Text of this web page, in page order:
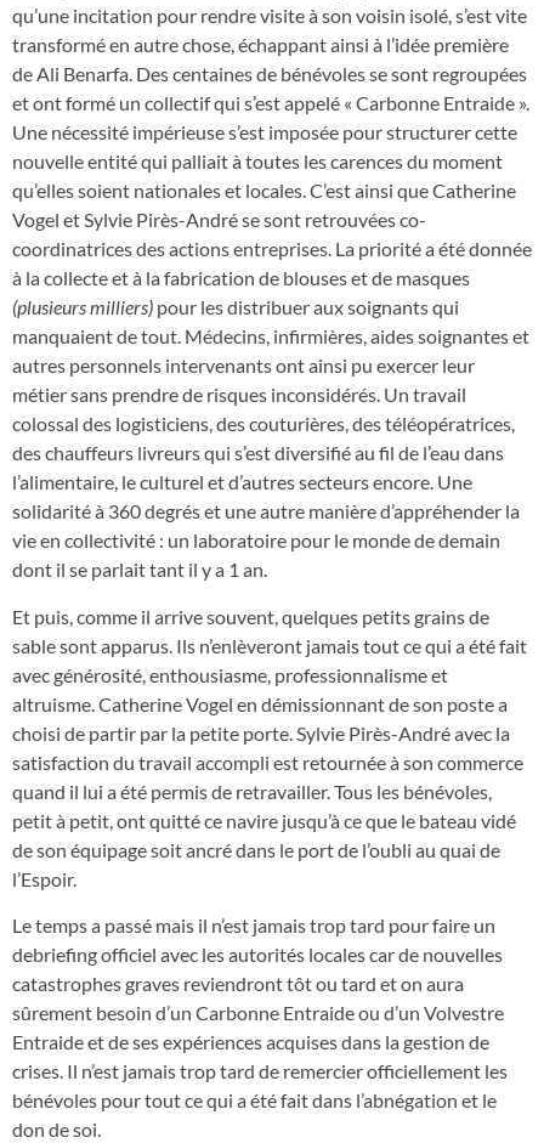
qu’une incitation pour rendre visite à son voisin isolé, s’est vite
transformé en autre chose, échappant ainsi à l’idée première
de Ali Benarfa. Des centaines de bénévoles se sont regroupées
et ont formé un collectif qui s’est appelé « Carbonne Entraide ».
Une nécessité impérieuse s’est imposée pour structurer cette
nouvelle entité qui palliait à toutes les carences du moment
qu’elles soient nationales et locales. C’est ainsi que Catherine
Vogel et Sylvie Pirès-André se sont retrouvées co-
coordinatrices des actions entreprises. La priorité a été donnée
à la collecte et à la fabrication de blouses et de masques
(plusieurs milliers) pour les distribuer aux soignants qui
manquaient de tout. Médecins, infirmières, aides soignantes et
autres personnels intervenants ont ainsi pu exercer leur
métier sans prendre de risques inconsidérés. Un travail
colossal des logisticiens, des couturières, des téléopératrices,
des chauffeurs livreurs qui s’est diversifié au fil de l’eau dans
l’alimentaire, le culturel et d’autres secteurs encore. Une
solidarité à 360 degrés et une autre manière d’appréhender la
vie en collectivité : un laboratoire pour le monde de demain
dont il se parlait tant il y a 1 an.
Et puis, comme il arrive souvent, quelques petits grains de
sable sont apparus. Ils n’enlèveront jamais tout ce qui a été fait
avec générosité, enthousiasme, professionnalisme et
altruisme. Catherine Vogel en démissionnant de son poste a
choisi de partir par la petite porte. Sylvie Pirès-André avec la
satisfaction du travail accompli est retournée à son commerce
quand il lui a été permis de retravailler. Tous les bénévoles,
petit à petit, ont quitté ce navire jusqu’à ce que le bateau vidé
de son équipage soit ancré dans le port de l’oubli au quai de
l’Espoir.
Le temps a passé mais il n’est jamais trop tard pour faire un
debriefing officiel avec les autorités locales car de nouvelles
catastrophes graves reviendront tôt ou tard et on aura
sûrement besoin d’un Carbonne Entraide ou d’un Volvestre
Entraide et de ses expériences acquises dans la gestion de
crises. Il n’est jamais trop tard de remercier officiellement les
bénévoles pour tout ce qui a été fait dans l’abnégation et le
don de soi.